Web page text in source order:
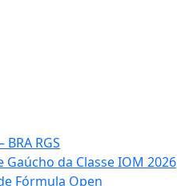
RGS
da Classe IOM 2026
Fórmula Open